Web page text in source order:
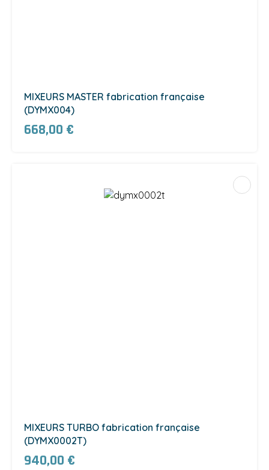
MIXEURS MASTER fabrication française
(DYMX004)
668,00 €
MIXEURS TURBO fabrication française
(DYMX0002T)
940,00 €